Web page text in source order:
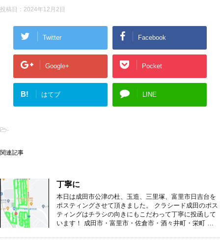
投稿日： 2024年12月2日
Twitter Facebook
Google+ Pocket
B! はてブ LINE
-
関連記事
丁寧に
本日は成田市公津の杜、玉造、三里塚、富里市日吉台を
ポスティングさせて頂きました。 クラシード成田のポス
ティングはチラシの向きにもこだわって丁寧に投函して
います！ 成田市・富里市・佐倉市・酒々井町・栄町 …